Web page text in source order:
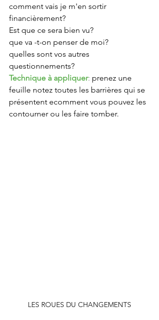
comment vais je m'en sortir
financièrement?
Est que ce sera bien vu?
que va -t-on penser de moi?
quelles sont vos autres
questionnements?
Technique à appliquer: prenez une
feuille notez toutes les barrières qui se
présentent ecomment vous pouvez les
contourner ou les faire tomber.
LES ROUES DU CHANGEMENTS